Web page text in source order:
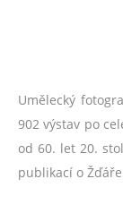
Umělecký
902 výstav po
od 60. let 20.
publikací o